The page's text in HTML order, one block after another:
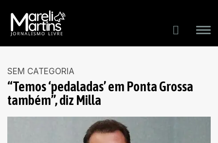
SEM CATEGORIA
“Temos ‘pedaladas’ em Ponta Grossa
também”, diz Milla